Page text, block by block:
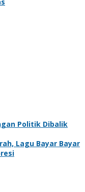
Politik Dibalik
Lagu Bayar Bayar